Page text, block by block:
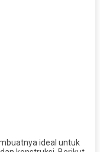
ideal untuk